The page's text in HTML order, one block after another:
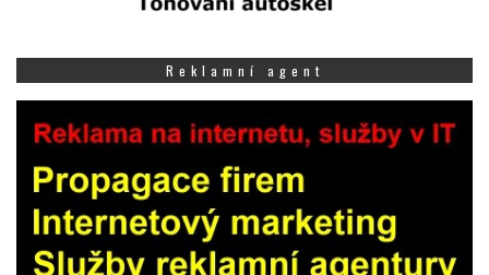
Reklamní agent